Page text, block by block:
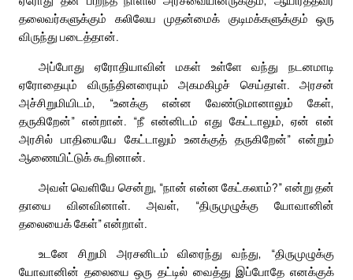
தலைவர்களுக்கும் கலிலேய முதன்மைக் குடிமக்களுக்கும் ஒரு
விருந்து படைத்தான்.
அப்போது ஏரோதியாவின் மகள் உள்ளே வந்து நடனமாடி
ஏரோதையும் விருந்தினரையும் அகமகிழச் செய்தாள். அரசன்
அச்சிறுமியிடம், “உனக்கு என்ன வேண்டுமானாலும் கேள்,
தருகிறேன்” என்றான். “நீ என்னிடம் எது கேட்டாலும், ஏன் என்
அரசில் பாதியையே கேட்டாலும் உனக்குத் தருகிறேன்” என்றும்
ஆணையிட்டுக் கூறினான்.
அவள் வெளியே சென்று, “நான் என்ன கேட்கலாம்?” என்று தன்
தாயை வினவினாள். அவள், “திருமுழுக்கு யோவானின்
தலையைக் கேள்” என்றாள்.
உடனே சிறுமி அரசனிடம் விரைந்து வந்து, “திருமுழுக்கு
யோவானின் தலையை ஒரு தட்டில் வைத்து இப்போதே எனக்குக்